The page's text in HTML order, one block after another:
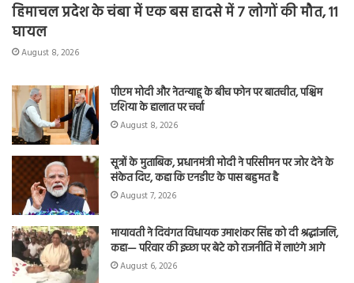
हिमाचल प्रदेश के चंबा में एक बस हादसे में 7 लोगों की मौत, 11
घायल
August 8, 2026
पीएम मोदी और नेतन्याहू के बीच फोन पर बातचीत, पश्चिम
एशिया के हालात पर चर्चा
August 8, 2026
सूत्रों के मुताबिक, प्रधानमंत्री मोदी ने परिसीमन पर जोर देने के
संकेत दिए, कहा कि एनडीए के पास बहुमत है
August 7, 2026
मायावती ने दिवंगत विधायक उमाशंकर सिंह को दी श्रद्धांजलि,
कहा— परिवार की इच्छा पर बेटे को राजनीति में लाएंगे आगे
August 6, 2026